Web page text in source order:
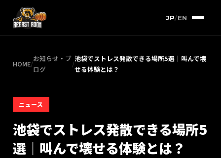
JP/EN
HOME/
お知らせ・ブ
ログ
/
池袋でストレス発散できる場所5選｜叫んで壊
せる体験とは？
ニュース
池袋でストレス発散できる場所5
選｜叫んで壊せる体験とは？